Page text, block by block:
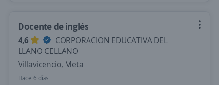
Docente de inglés
4,6
CORPORACION EDUCATIVA DEL
LLANO CELLANO
Villavicencio, Meta
Hace 6 días